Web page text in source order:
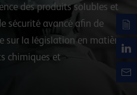
des produits solubles et
sécurité avancé afin de
sur la législation en matière
chimiques et